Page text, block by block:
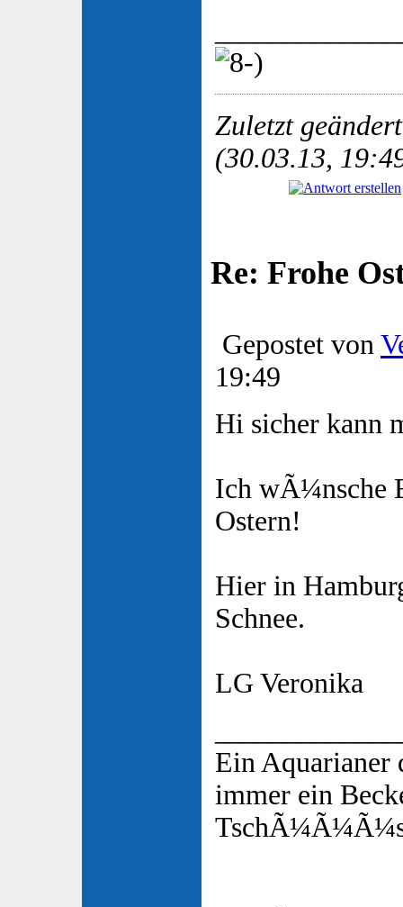
Zuletzt
(30.03.13,
Re: Frohe
Gepostet von
19:49
Hi sicher kann
Ich wÃ¼nsche
Ostern!
Hier in
Schnee.
LG Veronika
Ein Aquarianer
immer ein